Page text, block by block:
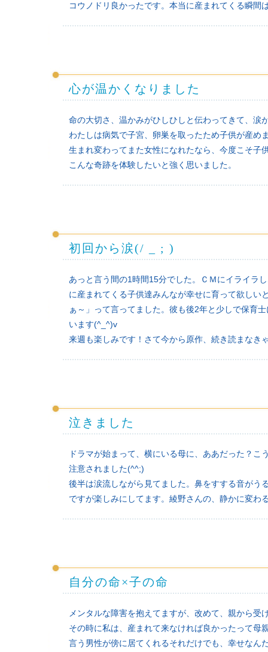
コウノドリ良かったです。本当に産まれてくる瞬間
心が温かくなりました
命の大切さ、温かみがひしひしと伝わってきて、涙
わたしは病気で子宮、卵巣を取ったため子供が産め
生まれ変わってまた女性になれたなら、今度こそ子
こんな奇跡を体験したいと強く思いました。
初回から涙(/ _ ; )
あっと言う間の1時間15分でした。ＣＭにイライラ
に産まれてくる子供達みんなが幸せに育って欲しい
ぁ～」って言ってました。彼も後2年と少しで保育
います(^_^)v
来週も楽しみです！さて今から原作、続き読まなき
泣きました
ドラマが始まって、横にいる母に、ああだった？
注意されました(^^;)
後半は涙流しながら見てました。鼻をすする音がう
ですが楽しみにしてます。綾野さんの、静かに変わ
自分の命×子の命
メンタルな障害を抱えてますが、改めて、親から
その時に私は、産まれて来なければ良かったって母
言う男性が傍に居てくれるそれだけでも、幸せなん